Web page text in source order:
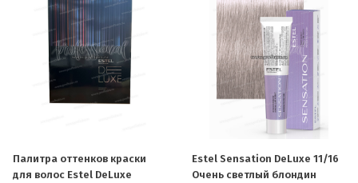
Палитра оттенков краски
для волос Estel DeLuxe
Estel Sensation DeLuxe 11/16
Очень светлый блондин